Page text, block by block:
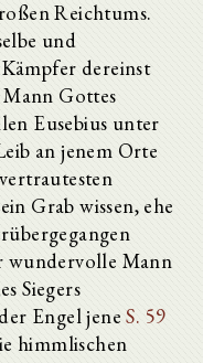
Reichtums.
und
dereinst
Mann Gottes
Eusebius unter
an jenem Orte
Grab wissen, ehe
wundervolle Mann
Siegers
Engel jeneS. 59
himmlischen